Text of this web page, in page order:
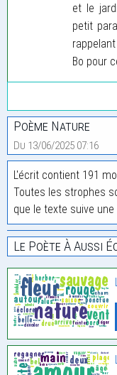
et le
petit
Bo pour
Poème Nature
Du 13/06/2025 07:16
L'écrit contient 191
Toutes les strophes
que le texte suive
Le Poète À Aussi